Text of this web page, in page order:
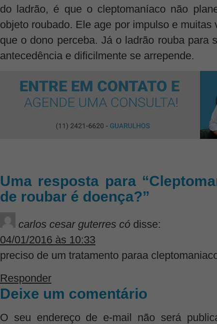
do ladrão, é que o cleptomaníaco não
objeto roubado. Ele age por impulso e
que o dono perceba. Já o ladrão rouba para
antecedência e dificilmente se arrepende.
Uma resposta para
de roubar é doença?”
carlos cesar guterres có disse:
04/01/2016 às 10:33
preciso de um tratamento paraa
Responder
Deixe um comentário
O seu endereço de e-mail não será